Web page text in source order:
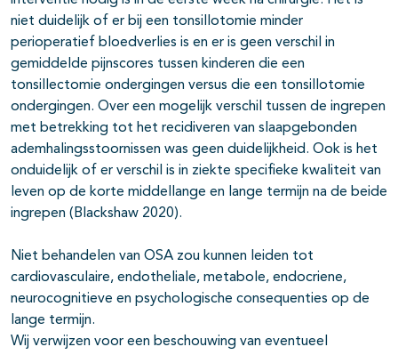
niet duidelijk of er bij een tonsillotomie minder
perioperatief bloedverlies is en er is geen verschil in
gemiddelde pijnscores tussen kinderen die een
tonsillectomie ondergingen versus die een tonsillotomie
ondergingen. Over een mogelijk verschil tussen de ingrepen
met betrekking tot het recidiveren van slaapgebonden
ademhalingsstoornissen was geen duidelijkheid. Ook is het
onduidelijk of er verschil is in ziekte specifieke kwaliteit van
leven op de korte middellange en lange termijn na de beide
ingrepen (Blackshaw 2020).
Niet behandelen van OSA zou kunnen leiden tot
cardiovasculaire, endotheliale, metabole, endocriene,
neurocognitieve en psychologische consequenties op de
lange termijn.
Wij verwijzen voor een beschouwing van eventueel